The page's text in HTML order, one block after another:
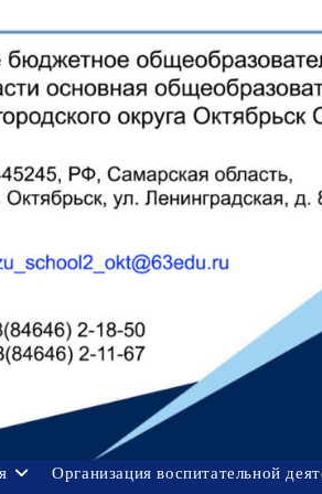
Организация воспитательной